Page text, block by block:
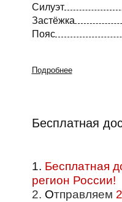
Силуэт
Застёжка
Пояс
Подробнее
Бесплатная
1. Бесплатная
регион России!
2. Отправляем